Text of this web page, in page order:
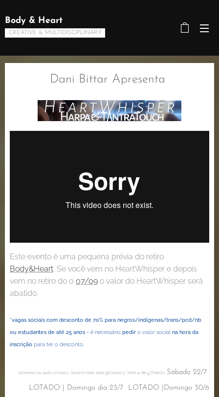
Body & Heart
CREATIVE & MULTIDISCIPLINARY
Dani Bittar Apresenta
Este evento é uma pequena prévia do retiro
Body&Heart. Se você vem no HeartWhisper e depois
vem no retiro do 0 07/09 o valor do HeartWhisper será
abatido.
*vagas sociais com desconto de 70% para negros/indígenas/trans/pcd/nb
ou estudantes de até 25 anos - é necessário pedir o valor social na hora da
inscrição para ter o desconto.
DOMINGO dia 26/05 LOTADO | QUINTA FEIRA 30/05 F ECHADO || 31/05 as 19h LOTADO | Sábado 22/7
LOTADO | Domingo dia 23/7 LOTADO |Domingo 30/6